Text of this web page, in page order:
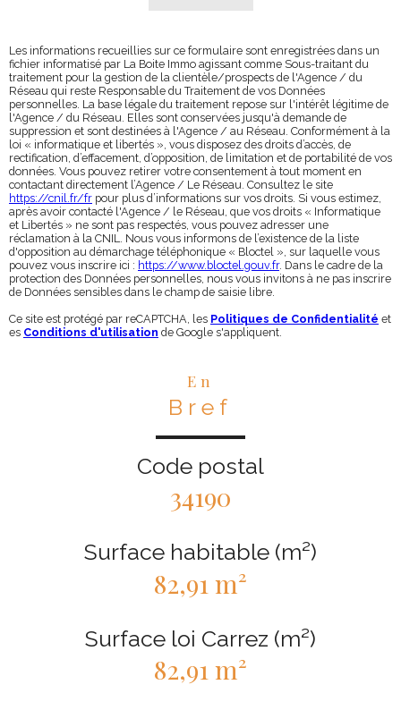
Les informations recueillies sur ce formulaire sont enregistrées dans un
fichier informatisé par La Boite Immo agissant comme Sous-traitant du
traitement pour la gestion de la clientèle/prospects de l'Agence / du
Réseau qui reste Responsable du Traitement de vos Données
personnelles. La base légale du traitement repose sur l'intérêt légitime de
l'Agence / du Réseau. Elles sont conservées jusqu'à demande de
suppression et sont destinées à l'Agence / au Réseau. Conformément à la
loi « informatique et libertés », vous disposez des droits d’accès, de
rectification, d’effacement, d’opposition, de limitation et de portabilité de vos
données. Vous pouvez retirer votre consentement à tout moment en
contactant directement l’Agence / Le Réseau. Consultez le site
https://cnil.fr/fr pour plus d’informations sur vos droits. Si vous estimez,
après avoir contacté l'Agence / le Réseau, que vos droits « Informatique
et Libertés » ne sont pas respectés, vous pouvez adresser une
réclamation à la CNIL. Nous vous informons de l’existence de la liste
d'opposition au démarchage téléphonique « Bloctel », sur laquelle vous
pouvez vous inscrire ici : https://www.bloctel.gouv.fr. Dans le cadre de la
protection des Données personnelles, nous vous invitons à ne pas inscrire
de Données sensibles dans le champ de saisie libre.
Ce site est protégé par reCAPTCHA, les Politiques de Confidentialité et
es Conditions d'utilisation de Google s'appliquent.
En
Bref
Code postal
34190
Surface habitable (m²)
82,91 m²
Surface loi Carrez (m²)
82,91 m²